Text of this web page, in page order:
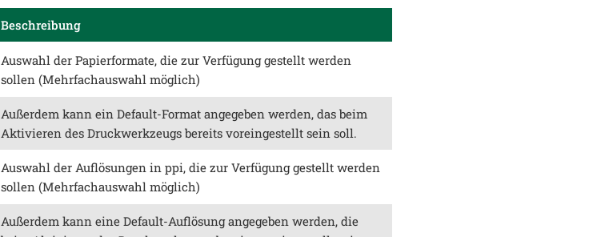
Beschreibung
Auswahl der Papierformate, die zur Verfügung gestellt werden
sollen (Mehrfachauswahl möglich)
Außerdem kann ein Default-Format angegeben werden, das beim
Aktivieren des Druckwerkzeugs bereits voreingestellt sein soll.
Auswahl der Auflösungen in ppi, die zur Verfügung gestellt werden
sollen (Mehrfachauswahl möglich)
Außerdem kann eine Default-Auflösung angegeben werden, die